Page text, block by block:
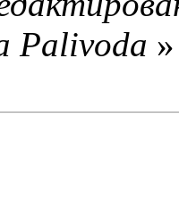
Palivoda »